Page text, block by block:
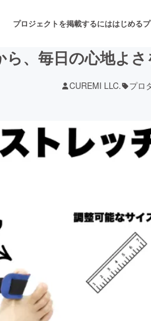
プロジェクトを掲載するにははじめる
楽
チャレンジ
CAMPFIRE for Social Good
ら、毎日の心地よ
CUREMI LLC. プロ